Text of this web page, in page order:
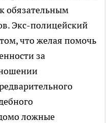
обязательным
Экс-полицейский
что желая помочь
за
ложные